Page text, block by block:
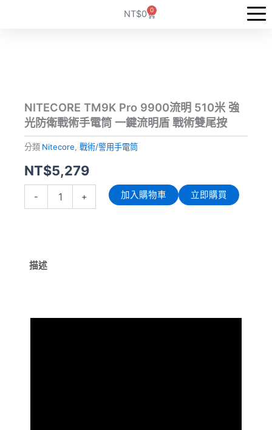
NT$0 0
購
物
NITECORE TM9K Pro 9900流明 510米 強
光防衛戰術手電筒 一鍵流明盾 戰術雙尾按
分類 Nitecore 戰術/警用手電筒
NT$5,279
-
510
+ 加入購物車 立即購買
描述